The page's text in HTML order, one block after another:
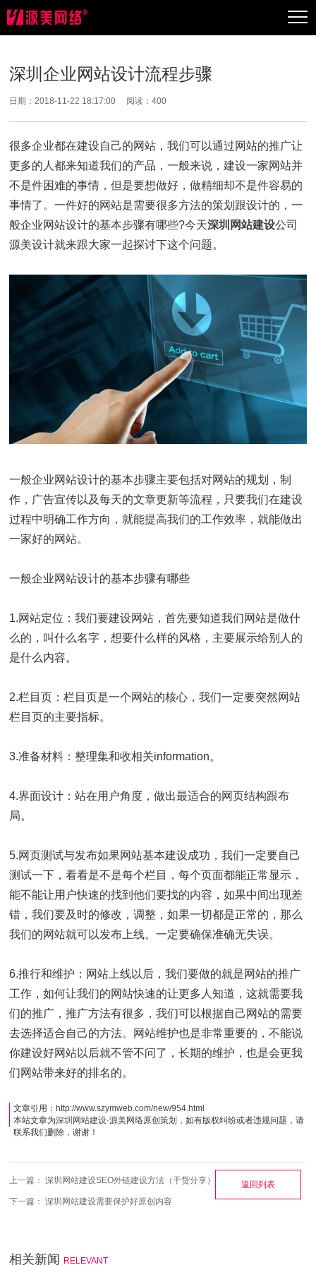
深圳企业网站设计流程步骤
日期：2018-11-22 18:17:00 阅读：400
很多企业都在建设自己的网站，我们可以通过网站的推广让
更多的人都来知道我们的产品，一般来说，建设一家网站并
不是件困难的事情，但是要想做好，做精细却不是件容易的
事情了。一件好的网站是需要很多方法的策划跟设计的，一
般企业网站设计的基本步骤有哪些?今天深圳网站建设公司
源美设计就来跟大家一起探讨下这个问题。
一般企业网站设计的基本步骤主要包括对网站的规划，制
作，广告宣传以及每天的文章更新等流程，只要我们在建设
过程中明确工作方向，就能提高我们的工作效率，就能做出
一家好的网站。
一般企业网站设计的基本步骤有哪些
1.网站定位：我们要建设网站，首先要知道我们网站是做什
么的，叫什么名字，想要什么样的风格，主要展示给别人的
是什么内容。
2.栏目页：栏目页是一个网站的核心，我们一定要突然网站
栏目页的主要指标。
3.准备材料：整理集和收相关information。
4.界面设计：站在用户角度，做出最适合的网页结构跟布
局。
5.网页测试与发布如果网站基本建设成功，我们一定要自己
测试一下，看看是不是每个栏目，每个页面都能正常显示，
能不能让用户快速的找到他们要找的内容，如果中间出现差
错，我们要及时的修改，调整，如果一切都是正常的，那么
我们的网站就可以发布上线。一定要确保准确无失误。
6.推行和维护：网站上线以后，我们要做的就是网站的推广
工作，如何让我们的网站快速的让更多人知道，这就需要我
们的推广，推广方法有很多，我们可以根据自己网站的需要
去选择适合自己的方法。网站维护也是非常重要的，不能说
你建设好网站以后就不管不问了，长期的维护，也是会更我
们网站带来好的排名的。
文章引用：http://www.szymweb.com/new/954.html
本站文章为深圳网站建设·源美网络原创策划，如有版权纠纷或者违规问题，请
联系我们删除，谢谢！
上一篇：深圳网站建设SEO外链建设方法（干货分享）
下一篇：深圳网站建设需要保护好原创内容
返回列表
相关新闻 RELEVANT